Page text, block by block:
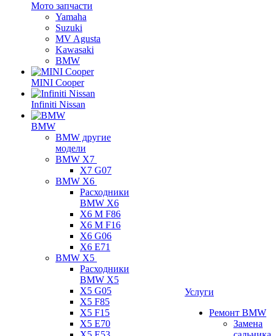
Мото запчасти
Yamaha
Suzuki
MV Agusta
Kawasaki
BMW
MINI Cooper
Infiniti Nissan
BMW
BMW другие
модели
BMW X7
X7 G07
BMW X6
Расходники
BMW X6
X6 M F86
X6 M F16
X6 G06
X6 E71
BMW X5
Расходники
BMW X5
X5 G05
X5 F85
X5 F15
X5 E70
Услуги
Ремонт BMW
Замена